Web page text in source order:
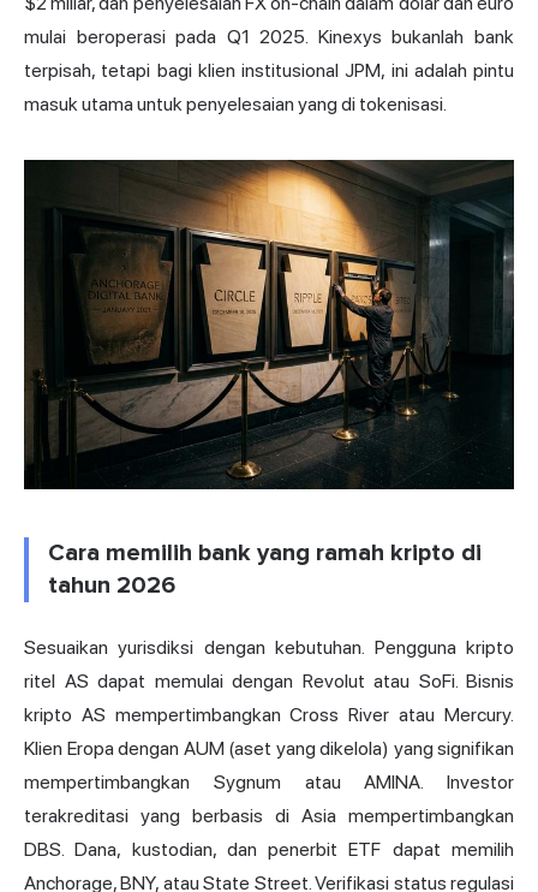
mulai beroperasi pada Q1 2025. Kinexys bukanlah bank
terpisah, tetapi bagi klien institusional JPM, ini adalah pintu
masuk utama untuk penyelesaian yang di tokenisasi.
Cara memilih bank yang ramah kripto di
tahun 2026
Sesuaikan yurisdiksi dengan kebutuhan. Pengguna kripto
ritel AS dapat memulai dengan Revolut atau SoFi. Bisnis
kripto AS mempertimbangkan Cross River atau Mercury.
Klien Eropa dengan AUM (aset yang dikelola) yang signifikan
mempertimbangkan Sygnum atau AMINA. Investor
terakreditasi yang berbasis di Asia mempertimbangkan
DBS. Dana, kustodian, dan penerbit ETF dapat memilih
Anchorage, BNY, atau State Street. Verifikasi status regulasi